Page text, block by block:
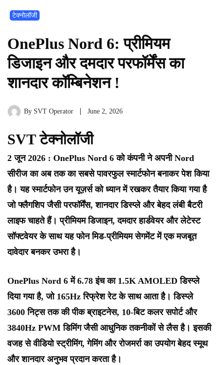
टेक्नोलॉजी
OnePlus Nord 6: प्रीमियम
डिजाइन और दमदार परफॉर्मेंस का
शानदार कॉम्बिनेशन !
By SVT Operator June 2, 2026
SVT टेक्नोलॉजी
2 जून 2026 : OnePlus Nord 6 को कंपनी ने अपनी Nord
सीरीज का अब तक का सबसे पावरफुल स्मार्टफोन बनाकर पेश किया
है। यह स्मार्टफोन उन यूज़र्स को ध्यान में रखकर तैयार किया गया है
जो फ्लैगशिप जैसी परफॉर्मेंस, शानदार डिस्प्ले और बेहद लंबी बैटरी
लाइफ चाहते हैं। प्रीमियम डिजाइन, दमदार हार्डवेयर और लेटेस्ट
सॉफ्टवेयर के साथ यह फोन मिड-प्रीमियम सेगमेंट में एक मजबूत
दावेदार बनकर उभरा है।
OnePlus Nord 6 में 6.78 इंच का 1.5K AMOLED डिस्प्ले
दिया गया है, जो 165Hz रिफ्रेश रेट के साथ आता है। डिस्प्ले
3600 निट्स तक की पीक ब्राइटनेस, 10-बिट कलर सपोर्ट और
3840Hz PWM डिमिंग जैसी आधुनिक तकनीकों से लैस है। इसकी
वजह से वीडियो स्ट्रीमिंग, गेमिंग और रोजमर्रा का उपयोग बेहद स्मूथ
और शानदार अनुभव प्रदान करता है।